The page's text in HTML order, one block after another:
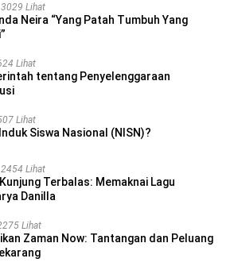
3029 Lihat
Neira “Yang Patah Tumbuh Yang
Lihat
tentang Penyelenggaraan
Lihat
Siswa Nasional (NISN)?
2454 Lihat
Terbalas: Memaknai Lagu
Danilla
Lihat
Zaman Now: Tantangan dan Peluang